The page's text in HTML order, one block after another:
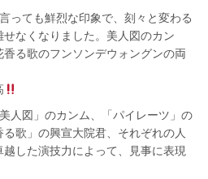
っても鮮烈な印象で、刻々と変わる
なくなりました。美人図のカン
る歌のフンソンデウォングンの両
人図」のカンム、「パイレーツ」の
歌」の興宣大院君、それぞれの人
した演技力によって、見事に表現